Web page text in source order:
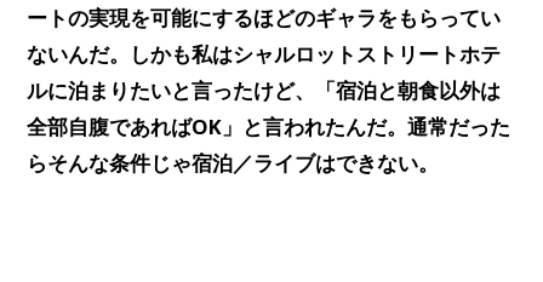
ートの実現を可能にするほどのギャラをもらってい
ないんだ。しかも私はシャルロットストリートホテ
ルに泊まりたいと言ったけど、「宿泊と朝食以外は
全部自腹であればOK」と言われたんだ。通常だった
らそんな条件じゃ宿泊／ライブはできない。